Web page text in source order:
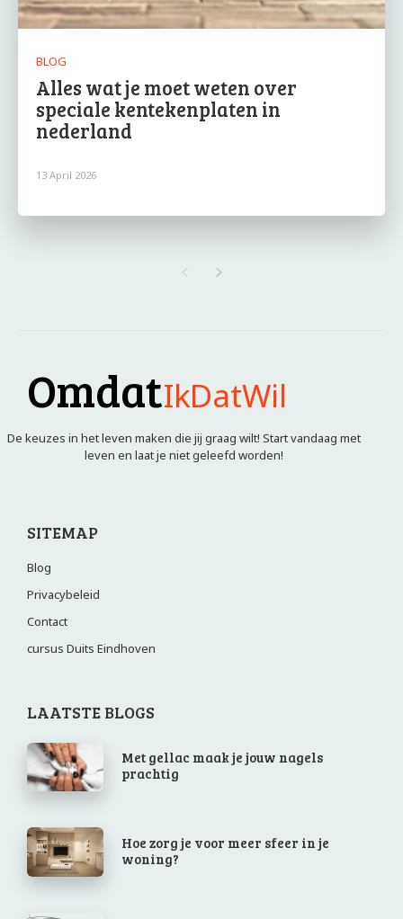
BLOG
Alles wat je moet weten over
speciale kentekenplaten in
nederland
13 April 2026
OmdatIkDatWil
De keuzes in het leven maken die jij graag wilt! Start vandaag met
leven en laat je niet geleefd worden!
SITEMAP
Blog
Privacybeleid
Contact
cursus Duits Eindhoven
LAATSTE BLOGS
Met gellac maak je jouw nagels
prachtig
Hoe zorg je voor meer sfeer in je
woning?